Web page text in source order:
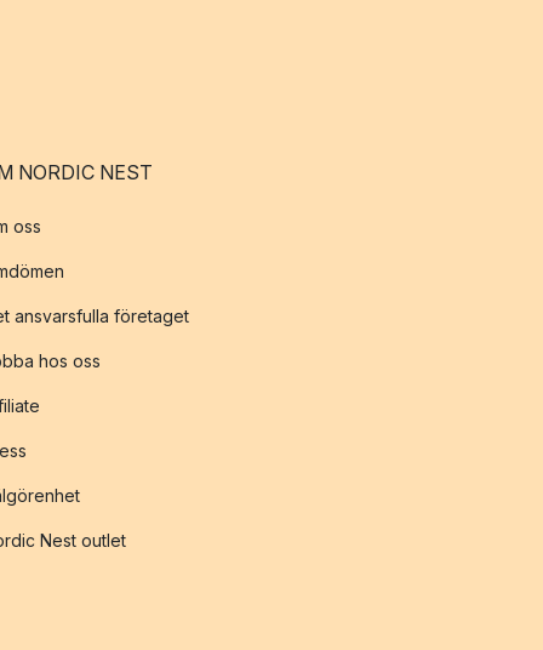
NORDIC NEST
oss
ansvarsfulla företaget
hos oss
Nest outlet